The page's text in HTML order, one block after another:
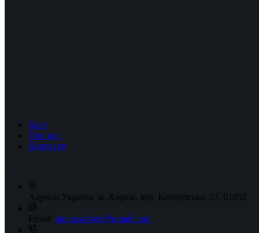
Блог
Про нас
Контакти
Адреса: Україна. м. Харків, вул. Конторська, 27. 61052
Email: innam.advert@gmail.com